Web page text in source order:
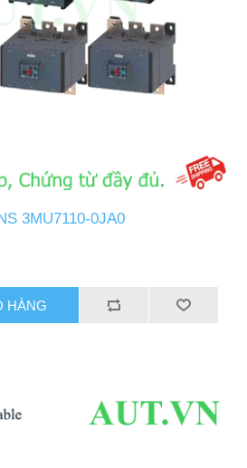
3MU7110-0JA0
HÀNG